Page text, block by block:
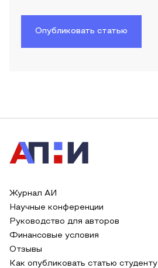
Опубликовать статью
Журнал АИ
Научные конференции
Руководство для авторов
Финансовые условия
Отзывы
Как опубликовать статью студенту